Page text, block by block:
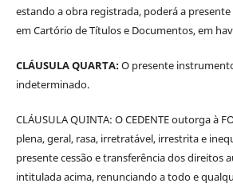
estando a obra registrada, poderá a
em Cartório de Títulos e Documentos, em
CLÁUSULA QUARTA:O presente
indeterminado.
CLÁUSULA QUINTA: O CEDENTE outorga à
plena, geral, rasa, irretratável, irrestrita e
presente cessão e transferência dos direitos
intitulada acima, renunciando a todo e